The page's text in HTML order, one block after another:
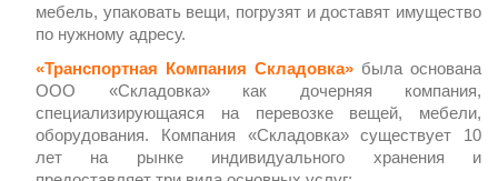
мебель, упаковать вещи, погрузят и доставят имущество
по нужному адресу.
«Транспортная Компания Складовка» была основана
ООО «Складовка» как дочерняя компания,
специализирующаяся на перевозке вещей, мебели,
оборудования. Компания «Складовка» существует 10
лет на рынке индивидуального хранения и